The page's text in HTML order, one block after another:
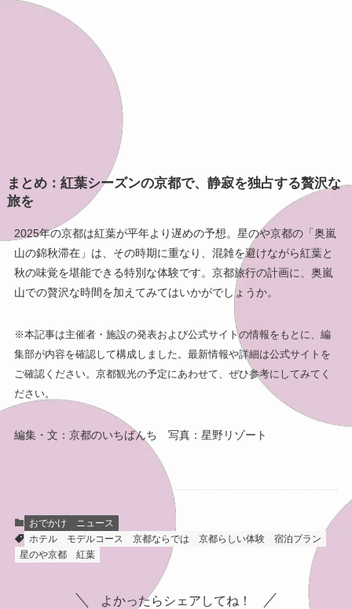
まとめ：紅葉シーズンの京都で、静寂を独占する贅沢な
旅を
2025年の京都は紅葉が平年より遅めの予想。星のや京都の「奥嵐
山の錦秋滞在」は、その時期に重なり、混雑を避けながら紅葉と
秋の味覚を堪能できる特別な体験です。京都旅行の計画に、奥嵐
山での贅沢な時間を加えてみてはいかがでしょうか。
※本記事は主催者・施設の発表および公式サイトの情報をもとに、編
集部が内容を確認して構成しました。最新情報や詳細は公式サイトを
ご確認ください。京都観光の予定にあわせて、ぜひ参考にしてみてく
ださい。
編集・文：京都のいちばんち 写真：星野リゾート
おでかけ
ニュース
ホテル
モデルコース 京都ならでは 京都らしい体験
宿泊プラン
星のや京都
紅葉
よかったらシェアしてね！